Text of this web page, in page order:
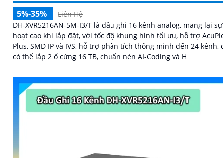
5%-35%
Liên Hệ
DH-XVR5216AN-5M-I3/T là đầu ghi 16 kênh analog, mang lại
hoạt cao khi lắp đặt, với tốc độ khung hình tối ưu, hỗ trợ
Plus, SMD IP và IVS, hỗ trợ phân tích thông minh đến 24 kênh,
có thể lắp 2 ổ cứng 16 TB, chuẩn nén AI-Coding và H